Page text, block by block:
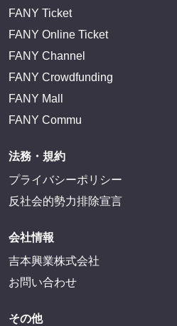
FANY Ticket
FANY Online Ticket
FANY Channel
FANY Crowdfunding
FANY Mall
FANY Commu
法務・規約
プライバシーポリシー
反社会的勢力排除宣言
会社情報
吉本興業株式会社
お問い合わせ
その他